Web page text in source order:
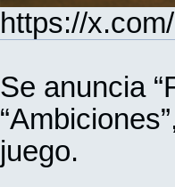
https://
Se anuncia
juego.